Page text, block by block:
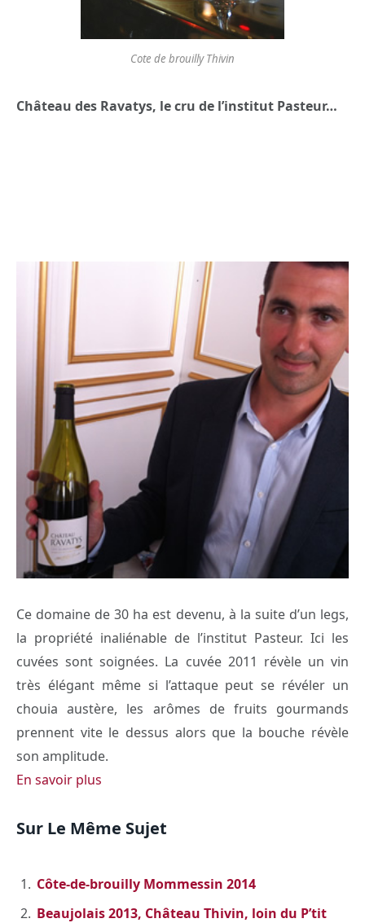
Cote de brouilly Thivin
Château des Ravatys, le cru de l’institut Pasteur…
Ce domaine de 30 ha est devenu, à la suite d’un legs,
la propriété inaliénable de l’institut Pasteur. Ici les
cuvées sont soignées. La cuvée 2011 révèle un vin
très élégant même si l’attaque peut se révéler un
chouia austère, les arômes de fruits gourmands
prennent vite le dessus alors que la bouche révèle
son amplitude.
En savoir plus
Sur Le Même Sujet
Côte-de-brouilly Mommessin 2014
Beaujolais 2013, Château Thivin, loin du P’tit